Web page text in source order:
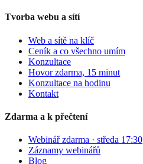
Tvorba webu a sítí
Web a sítě na klíč
Ceník a co všechno umím
Konzultace
Hovor zdarma, 15 minut
Konzultace na hodinu
Kontakt
Zdarma a k přečtení
Webinář zdarma · středa 17:30
Záznamy webinářů
Blog